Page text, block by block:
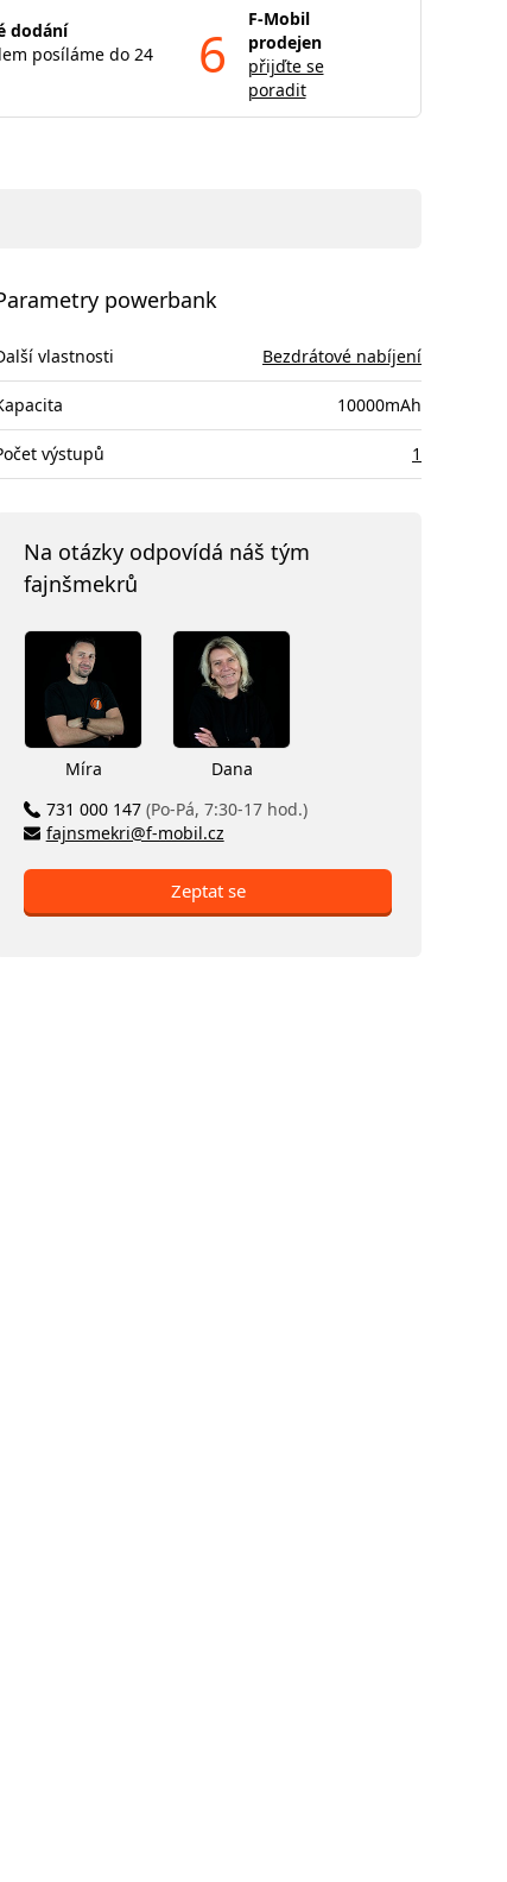
dodání
posíláme do 24
6
F-Mobil
prodejen
přijďte se
poradit
powerbank
vlastnosti Bezdrátové nabíjení
10000mAh
výstupů 1
Na otázky odpovídá náš tým
fajnšmekrů
Míra
Dana
731 000 147 (Po-Pá, 7:30-17 hod.)
fajnsmekri@f-mobil.cz
Zeptat se